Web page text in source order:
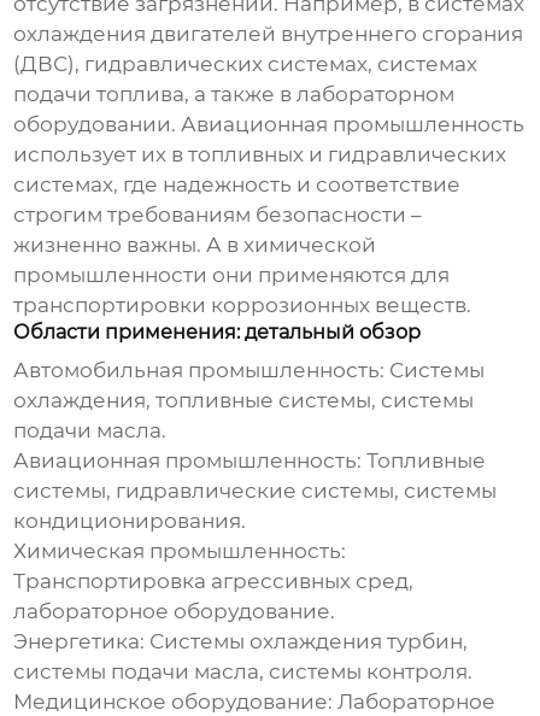
охлаждения двигателей внутреннего сгорания
(ДВС), гидравлических системах, системах
подачи топлива, а также в лабораторном
оборудовании. Авиационная промышленность
использует их в топливных и гидравлических
системах, где надежность и соответствие
строгим требованиям безопасности –
жизненно важны. А в химической
промышленности они применяются для
транспортировки коррозионных веществ.
Области применения: детальный обзор
Автомобильная промышленность: Системы
охлаждения, топливные системы, системы
подачи масла.
Авиационная промышленность: Топливные
системы, гидравлические системы, системы
кондиционирования.
Химическая промышленность:
Транспортировка агрессивных сред,
лабораторное оборудование.
Энергетика: Системы охлаждения турбин,
системы подачи масла, системы контроля.
Медицинское оборудование: Лабораторное